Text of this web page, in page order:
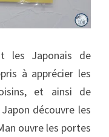
les Japonais de
à apprécier les
et ainsi de
découvre les
ouvre les portes